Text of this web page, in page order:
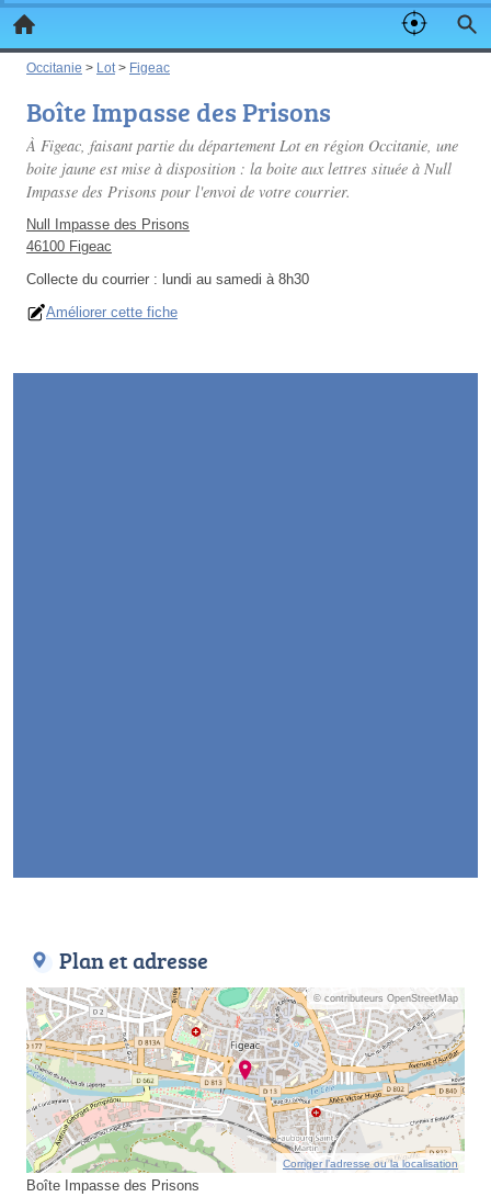
Occitanie > Lot > Figeac
Boîte Impasse des Prisons
À Figeac, faisant partie du département Lot en région Occitanie, une
boite jaune est mise à disposition : la boite aux lettres située à Null
Impasse des Prisons pour l'envoi de votre courrier.
Null Impasse des Prisons
46100 Figeac
Collecte du courrier : lundi au samedi à 8h30
Améliorer cette fiche
Plan et adresse
© contributeurs OpenStreetMap
Corriger l’adresse ou la localisation
Boîte Impasse des Prisons